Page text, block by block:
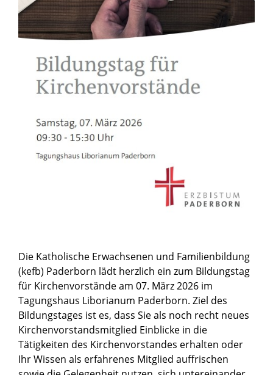
Die Katholische Erwachsenen und Familienbildung
(kefb) Paderborn lädt herzlich ein zum Bildungstag
für Kirchenvorstände am 07. März 2026 im
Tagungshaus Liborianum Paderborn. Ziel des
Bildungstages ist es, dass Sie als noch recht neues
Kirchenvorstandsmitglied Einblicke in die
Tätigkeiten des Kirchenvorstandes erhalten oder
Ihr Wissen als erfahrenes Mitglied auffrischen